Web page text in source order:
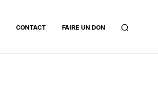
CONTACT FAIRE UN DON